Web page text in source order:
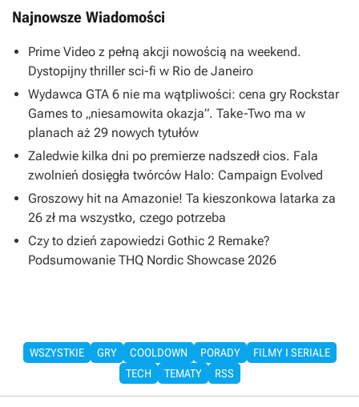
Najnowsze Wiadomości
Prime Video z pełną akcji nowością na weekend.
Dystopijny thriller sci-fi w Rio de Janeiro
Wydawca GTA 6 nie ma wątpliwości: cena gry Rockstar
Games to „niesamowita okazja”. Take-Two ma w
planach aż 29 nowych tytułów
Zaledwie kilka dni po premierze nadszedł cios. Fala
zwolnień dosięgła twórców Halo: Campaign Evolved
Groszowy hit na Amazonie! Ta kieszonkowa latarka za
26 zł ma wszystko, czego potrzeba
Czy to dzień zapowiedzi Gothic 2 Remake?
Podsumowanie THQ Nordic Showcase 2026
WSZYSTKIE GRY COOLDOWN PORADY
FILMY I SERIALE
TECH
TEMATY RSS